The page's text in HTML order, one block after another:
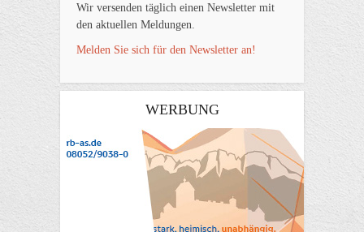
Wir versenden täglich einen Newsletter mit
den aktuellen Meldungen.
Melden Sie sich für den Newsletter an!
WERBUNG